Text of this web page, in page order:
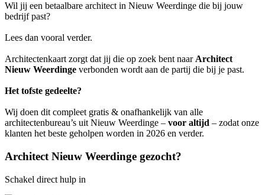
Wil jij een betaalbare architect in Nieuw Weerdinge die bij jouw
bedrijf past?
Lees dan vooral verder.
Architectenkaart zorgt dat jij die op zoek bent naar Architect
Nieuw Weerdinge verbonden wordt aan de partij die bij je past.
Het tofste gedeelte?
Wij doen dit compleet gratis & onafhankelijk van alle
architectenbureau’s uit Nieuw Weerdinge – voor altijd – zodat onze
klanten het beste geholpen worden in 2026 en verder.
Architect Nieuw Weerdinge gezocht?
Schakel direct hulp in